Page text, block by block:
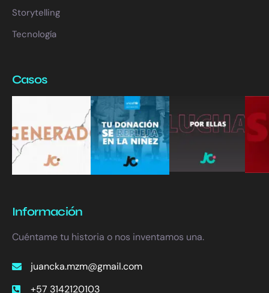
Storytelling
Tecnología
Casos
Información
Cuéntame tu historia o nos inventamos una.
juancka.mzm@gmail.com
+57 3142120103